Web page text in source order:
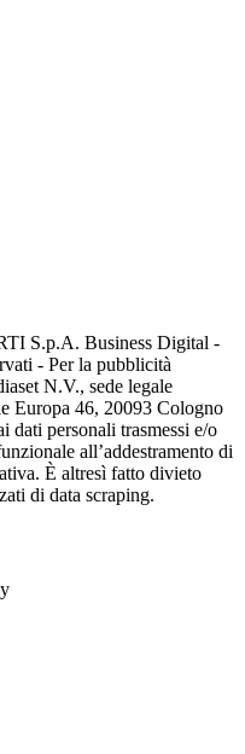
S.p.A. Business Digital -
- Per la pubblicità
N.V., sede legale
Europa 46, 20093 Cologno
dati personali trasmessi e/o
all’addestramento di
È altresì fatto divieto
di data scraping.